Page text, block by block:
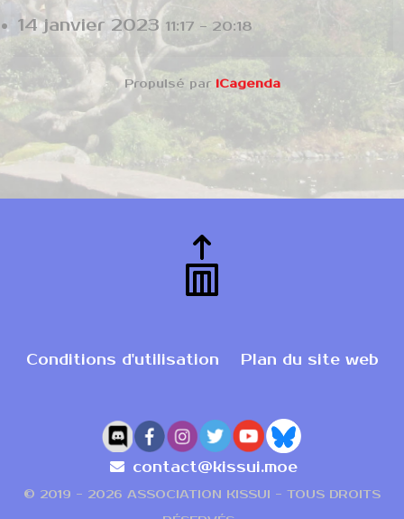
14 janvier 2023 11:17 - 20:18
Propulsé par iCagenda
Conditions d'utilisation Plan du site web
contact@kissui.moe
© 2019 - 2026 ASSOCIATION KISSUI - TOUS DROITS